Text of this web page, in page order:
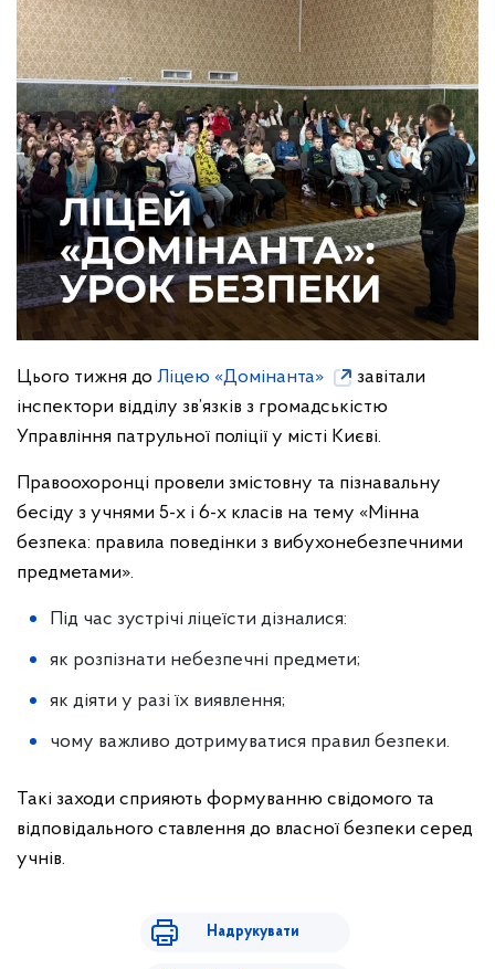
Цього тижня до Ліцею «Домінанта»
завітали
інспектори відділу зв’язків з громадськістю
Управління патрульної поліції у місті Києві.
Правоохоронці провели змістовну та пізнавальну
бесіду з учнями 5-х і 6-х класів на тему «Мінна
безпека: правила поведінки з вибухонебезпечними
предметами».
Під час зустрічі ліцеїсти дізналися:
як розпізнати небезпечні предмети;
як діяти у разі їх виявлення;
чому важливо дотримуватися правил безпеки.
Такі заходи сприяють формуванню свідомого та
відповідального ставлення до власної безпеки серед
учнів.
Надрукувати